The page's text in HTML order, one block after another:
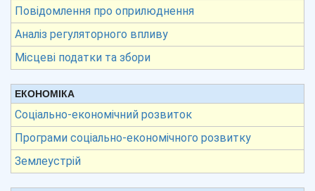
Повідомлення про оприлюднення
Аналіз регуляторного впливу
Місцеві податки та збори
ЕКОНОМІКА
Соціально-економічний розвиток
Програми соціально-економічного розвитку
Землеустрій